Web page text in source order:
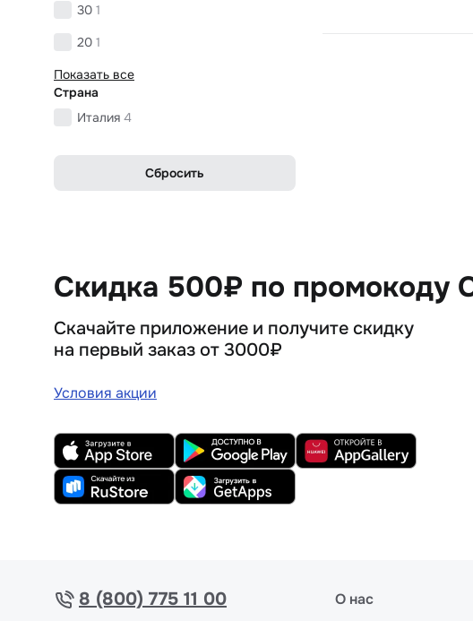
30 1
20 1
Показать все
Страна
Италия 4
Сбросить
Скидка 500₽ по промокоду
Скачайте приложение и получите скидку
на первый заказ от 3000₽
Условия акции
8 (800) 775 11 00 О нас